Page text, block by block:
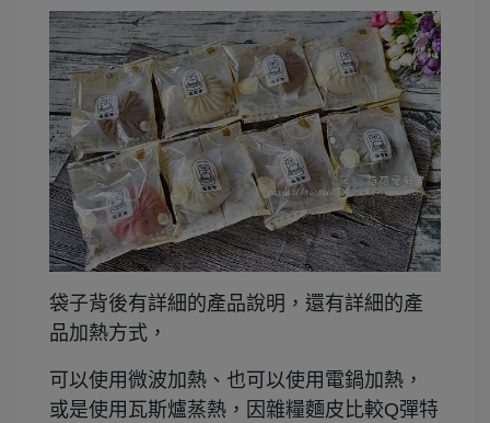
袋子背後有詳細的產品說明，還有詳細的產
品加熱方式，
可以使用微波加熱、也可以使用電鍋加熱，
或是使用瓦斯爐蒸熱，因雜糧麵皮比較Q彈特